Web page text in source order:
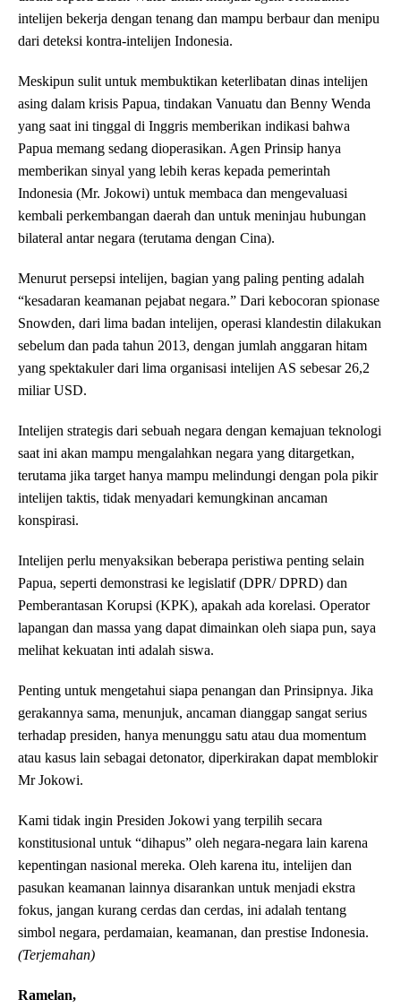
intelijen bekerja dengan tenang dan mampu berbaur dan menipu
dari deteksi kontra-intelijen Indonesia.
Meskipun sulit untuk membuktikan keterlibatan dinas intelijen
asing dalam krisis Papua, tindakan Vanuatu dan Benny Wenda
yang saat ini tinggal di Inggris memberikan indikasi bahwa
Papua memang sedang dioperasikan. Agen Prinsip hanya
memberikan sinyal yang lebih keras kepada pemerintah
Indonesia (Mr. Jokowi) untuk membaca dan mengevaluasi
kembali perkembangan daerah dan untuk meninjau hubungan
bilateral antar negara (terutama dengan Cina).
Menurut persepsi intelijen, bagian yang paling penting adalah
“kesadaran keamanan pejabat negara.” Dari kebocoran spionase
Snowden, dari lima badan intelijen, operasi klandestin dilakukan
sebelum dan pada tahun 2013, dengan jumlah anggaran hitam
yang spektakuler dari lima organisasi intelijen AS sebesar 26,2
miliar USD.
Intelijen strategis dari sebuah negara dengan kemajuan teknologi
saat ini akan mampu mengalahkan negara yang ditargetkan,
terutama jika target hanya mampu melindungi dengan pola pikir
intelijen taktis, tidak menyadari kemungkinan ancaman
konspirasi.
Intelijen perlu menyaksikan beberapa peristiwa penting selain
Papua, seperti demonstrasi ke legislatif (DPR/ DPRD) dan
Pemberantasan Korupsi (KPK), apakah ada korelasi. Operator
lapangan dan massa yang dapat dimainkan oleh siapa pun, saya
melihat kekuatan inti adalah siswa.
Penting untuk mengetahui siapa penangan dan Prinsipnya. Jika
gerakannya sama, menunjuk, ancaman dianggap sangat serius
terhadap presiden, hanya menunggu satu atau dua momentum
atau kasus lain sebagai detonator, diperkirakan dapat memblokir
Mr Jokowi.
Kami tidak ingin Presiden Jokowi yang terpilih secara
konstitusional untuk “dihapus” oleh negara-negara lain karena
kepentingan nasional mereka. Oleh karena itu, intelijen dan
pasukan keamanan lainnya disarankan untuk menjadi ekstra
fokus, jangan kurang cerdas dan cerdas, ini adalah tentang
simbol negara, perdamaian, keamanan, dan prestise Indonesia.
(Terjemahan)
Ramelan,